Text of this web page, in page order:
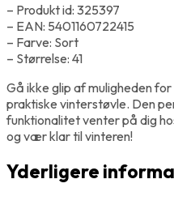
– Produkt id: 325397
– EAN: 5401160722415
– Farve: Sort
– Størrelse: 41
Gå ikke glip af muligheden
praktiske vinterstøvle. Den
funktionalitet venter på dig
og vær klar til vinteren!
Yderligere